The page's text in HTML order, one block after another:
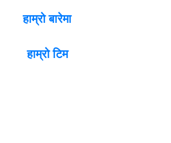
हाम्रो बारेमा
हाम्रो टिम